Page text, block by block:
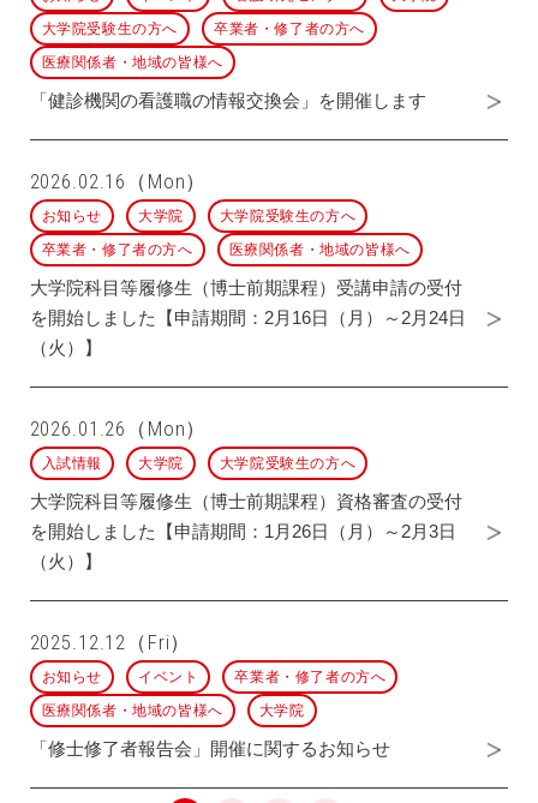
大学院受験生の方へ
卒業者・修了者の方へ
医療関係者・地域の皆様へ
「健診機関の看護職の情報交換会」を開催します
2026.02.16（Mon）
お知らせ 大学院
大学院受験生の方へ
卒業者・修了者の方へ
医療関係者・地域の皆様へ
大学院科目等履修生（博士前期課程）受講申請の受付
を開始しました【申請期間：2月16日（月）～2月24日
（火）】
2026.01.26（Mon）
入試情報 大学院 大学院受験生の方へ
大学院科目等履修生（博士前期課程）資格審査の受付
を開始しました【申請期間：1月26日（月）～2月3日
（火）】
2025.12.12（Fri）
お知らせ イベント
卒業者・修了者の方へ
医療関係者・地域の皆様へ
大学院
「修士修了者報告会」開催に関するお知らせ